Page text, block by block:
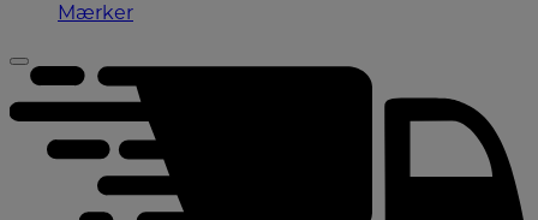
Mærker